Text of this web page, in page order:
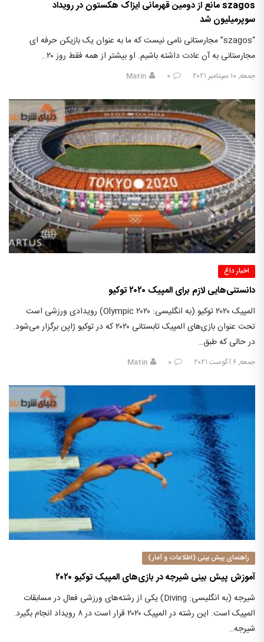
szagos مانع از دومین قهرمانی ایزاک هکستون در رویداد
سوپرمیلیون شد
“szagos” مجارستانی نامی نیست که ما به عنوان یک بازیکن حرفه ای
مجارستانی به آن عادت داشته باشیم. او بیشتر از همه فقط روز ۲۰…
جمعه, ۱۰ سپتامبر ۲۰۲۱ ۰ Matin
اخبار داغ
دانستنی‌هایی لازم برای المپیک ۲۰۲۰ توکیو
المپیک ۲۰۲۰ توکیو (به انگلیسی: Olympic ۲۰۲۰) رویدادی ورزشی است
تحت عنوان بازی‌های المپیک تابستانی ۲۰۲۰ که در توکیو ژاپن برگزار می‌شود.
در حالی که طبق…
جمعه, ۶ آگوست ۲۰۲۱ ۰ Matin
راهنمای پیش بینی (اطلاعات و آمار)
آموزش پیش بینی شیرجه در بازی‌های المپیک توکیو ۲۰۲۰
شیرجه (به انگلیسی: Diving) یکی از رشته‌های ورزشی فعال در مسابقات
المپیک است. این رشته در المپیک ۲۰۲۰ قرار است در ۸ رویداد انجام بگیرد.
شیرجه…